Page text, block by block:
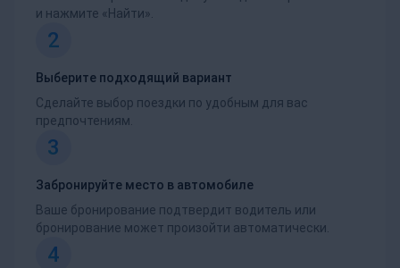
и нажмите «Найти».
2
Выберите подходящий вариант
Сделайте выбор поездки по удобным для вас
предпочтениям.
3
Забронируйте место в автомобиле
Ваше бронирование подтвердит водитель или
бронирование может произойти автоматически.
4